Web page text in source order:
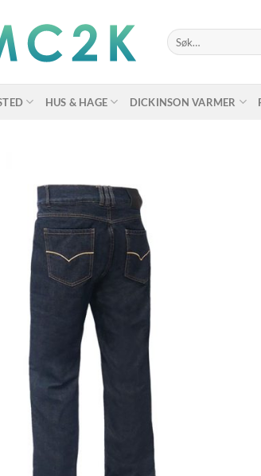
Søk
etter:
HUS & HAGE DICKINSON VARMER